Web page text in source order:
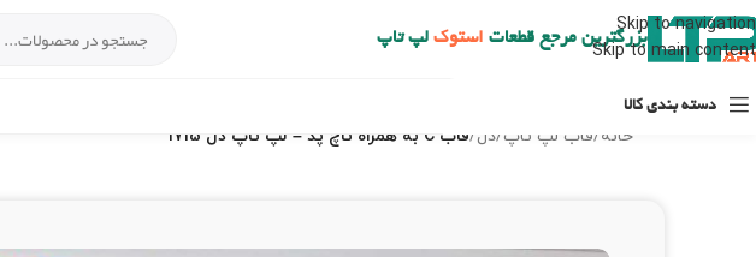
Skip to navigation
Skip to main content
بزرگترین مرجع قطعات استوک لپ تاپ
دسته بندی کالا
خانه /قاب لپ تاپ/دل /قاب C به همراه تاچ پد – لپ تاپ دل 1715